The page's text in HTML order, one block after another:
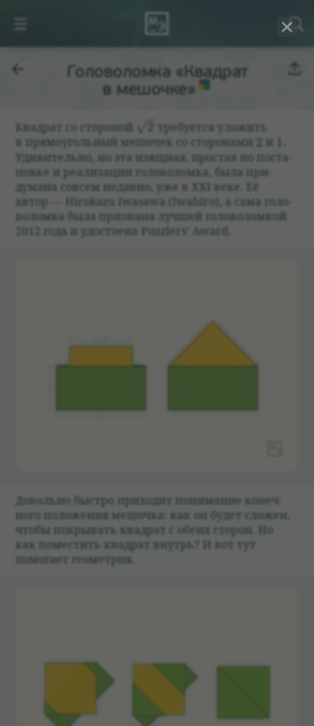
Головоломка «Квадрат
в мешочке»
Квад­рат со сто­ро­ной \sqrt{2}
тре­бу­ется уложить
в прямо­уголь­ный мешо­чек со сто­ро­нами 22 и 1
Уди­ви­тельно, но эта изящ­ная, про­стая по поста­
новке и реа­ли­за­ции голо­во­ломка, была при­
думана совсем недавно, уже в XXI веке. Её
автор — Hirokazu Iwasawa (Iwahiro), а сама голо­
во­ломка была при­знана лучшей голо­во­лом­кой
2012 года и удо­сто­ена Puzzlers’ Award.
Довольно быстро при­хо­дит понима­ние конеч­
ного положе­ния мешочка: как он будет сложен,
чтобы покры­вать квад­рат с обеих сто­рон. Но
как поме­стить квад­рат внутрь? И вот тут
помогает геомет­рия.